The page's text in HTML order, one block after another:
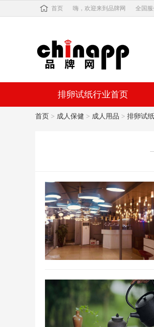
首页 嗨，欢迎来到品牌网 全国服
排卵试纸行业首页
首页 > 成人保健 > 成人用品 > 排卵试纸